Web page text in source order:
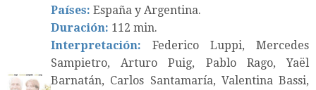
Países: España y Argentina.
Duración: 112 min.
Interpretación: Federico Luppi, Mercedes
Sampietro, Arturo Puig, Pablo Rago, Yaël
Barnatán, Carlos Santamaría, Valentina Bassi,